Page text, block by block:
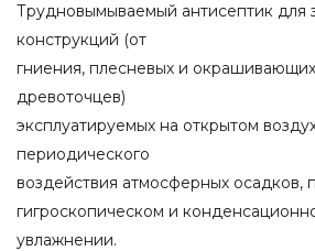
Трудновымываемый антисептик для
конструкций (от
гниения, плесневых и
древоточцев)
эксплуатируемых на открытом
периодического
воздействия атмосферных осадков,
гигроскопическом и
увлажнении.